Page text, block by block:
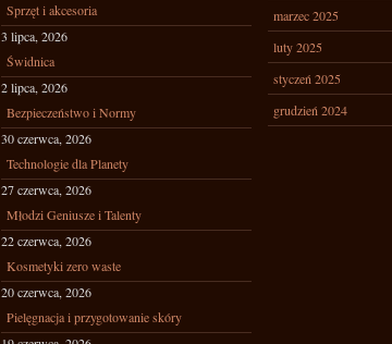
Sprzęt i akcesoria
3 lipca, 2026
Świdnica
2 lipca, 2026
Bezpieczeństwo i Normy
30 czerwca, 2026
Technologie dla Planety
27 czerwca, 2026
Młodzi Geniusze i Talenty
22 czerwca, 2026
Kosmetyki zero waste
20 czerwca, 2026
Pielęgnacja i przygotowanie skóry
marzec 2025
luty 2025
styczeń 2025
grudzień 2024